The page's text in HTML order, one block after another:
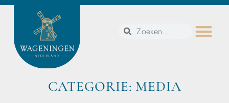
CATEGORIE: MEDIA